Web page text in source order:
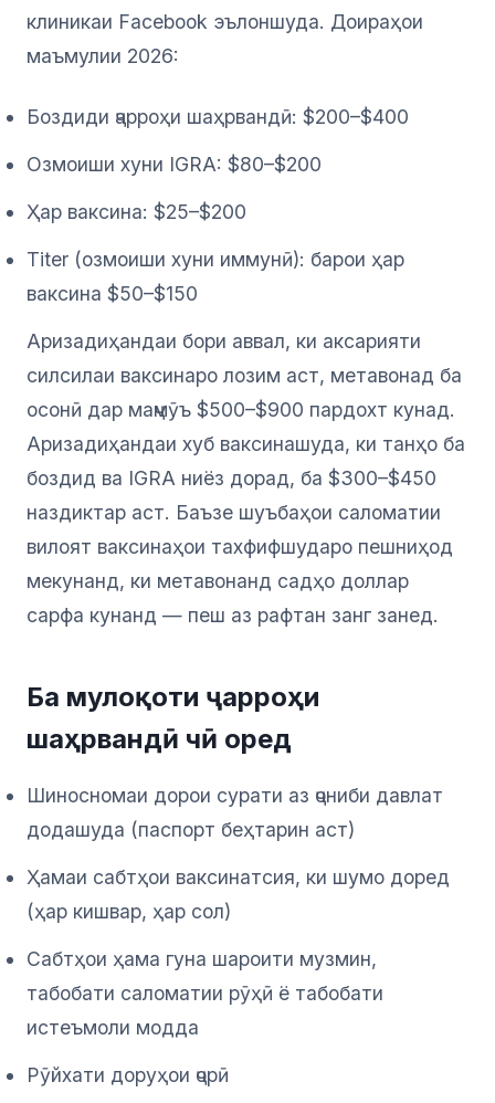
клиникаи Facebook эълоншуда. Доираҳои
маъмулии 2026:
Боздиди ҷарроҳи шаҳрвандӣ: $200–$400
Озмоиши хуни IGRA: $80–$200
Ҳар ваксина: $25–$200
Titer (озмоиши хуни иммунӣ): барои ҳар
ваксина $50–$150
Аризадиҳандаи бори аввал, ки аксарияти
силсилаи ваксинаро лозим аст, метавонад ба
осонӣ дар маҷмӯъ $500–$900 пардохт кунад.
Аризадиҳандаи хуб ваксинашуда, ки танҳо ба
боздид ва IGRA ниёз дорад, ба $300–$450
наздиктар аст. Баъзе шуъбаҳои саломатии
вилоят ваксинаҳои тахфифшударо пешниҳод
мекунанд, ки метавонанд садҳо доллар
сарфа кунанд — пеш аз рафтан занг занед.
Ба мулоқоти ҷарроҳи
шаҳрвандӣ чӣ оред
Шиносномаи дорои сурати аз ҷониби давлат
додашуда (паспорт беҳтарин аст)
Ҳамаи сабтҳои ваксинатсия, ки шумо доред
(ҳар кишвар, ҳар сол)
Сабтҳои ҳама гуна шароити музмин,
табобати саломатии рӯҳӣ ё табобати
истеъмоли модда
Рӯйхати доруҳои ҷорӣ